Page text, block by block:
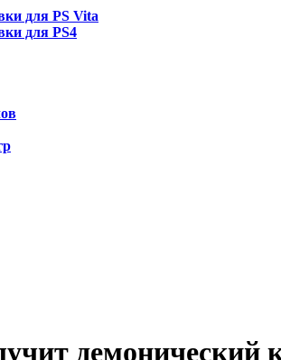
для PS Vita
для PS4
демонический